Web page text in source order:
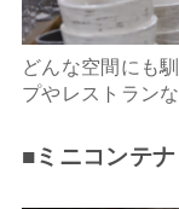
どんな空間にも
プやレストランな
■ミニコンテナ